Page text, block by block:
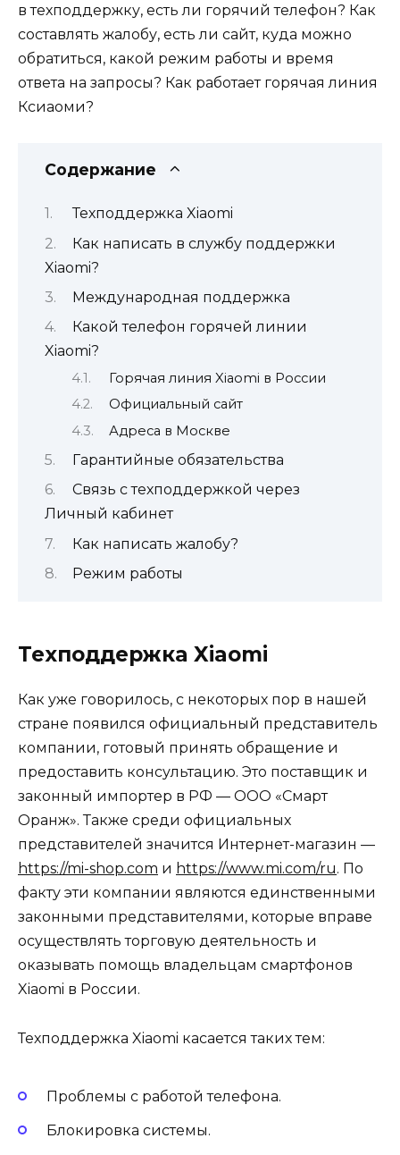
в техподдержку, есть ли горячий телефон? Как
составлять жалобу, есть ли сайт, куда можно
обратиться, какой режим работы и время
ответа на запросы? Как работает горячая линия
Ксиаоми?
Содержание
Техподдержка Xiaomi
Как написать в службу поддержки
Xiaomi?
Международная поддержка
Какой телефон горячей линии
Xiaomi?
Горячая линия Xiaomi в России
Официальный сайт
Адреса в Москве
Гарантийные обязательства
Связь с техподдержкой через
Личный кабинет
Как написать жалобу?
Режим работы
Техподдержка Xiaomi
Как уже говорилось, с некоторых пор в нашей
стране появился официальный представитель
компании, готовый принять обращение и
предоставить консультацию. Это поставщик и
законный импортер в РФ — ООО «Смарт
Оранж». Также среди официальных
представителей значится Интернет-магазин —
https://mi-shop.com и https://www.mi.com/ru. По
факту эти компании являются единственными
законными представителями, которые вправе
осуществлять торговую деятельность и
оказывать помощь владельцам смартфонов
Xiaomi в России.
Техподдержка Xiaomi касается таких тем:
Проблемы с работой телефона.
Блокировка системы.